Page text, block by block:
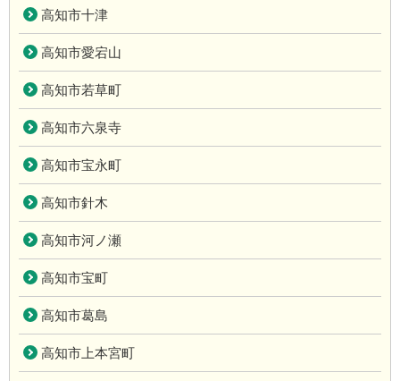
高知市十津
高知市愛宕山
高知市若草町
高知市六泉寺
高知市宝永町
高知市針木
高知市河ノ瀬
高知市宝町
高知市葛島
高知市上本宮町